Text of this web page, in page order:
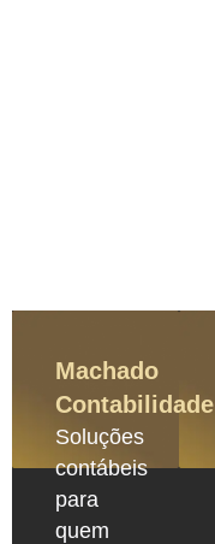
Machado
Contabilidade
Soluções
contábeis
para
quem